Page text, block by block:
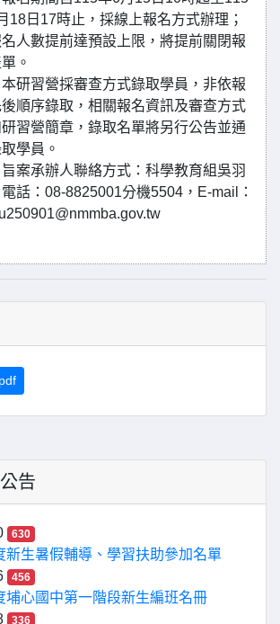
18日17時止，採線上報名方式辦理；
人數提前達預設上限，將提前關閉報
。
本研習營採審查方式錄取學員，非依報
順序錄取，相關報名資訊及審查方式
習營簡章，錄取名單將另行公告並通
學員。
案承辦人聯絡方式：科學教育組吳羽
話：08-8825001分機5504，E-mail：
告
630
新生暑假輔導、學習扶助參加名單
456
埔心國中第一階段新生編班名冊
336